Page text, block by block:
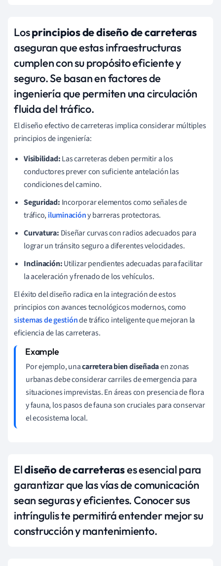
Losprincipios de diseño de carreteras
aseguran que estas infraestructuras
cumplen con su propósito eficiente y
seguro. Se basan en factores de
ingeniería que permiten una circulación
fluida del tráfico.
El diseño efectivo de carreteras implica considerar múltiples
principios de ingeniería:
Visibilidad:Las carreteras deben permitir a los
conductores prever con suficiente antelación las
condiciones del camino.
Seguridad: Incorporar elementos como señales de
tráfico,iluminacióny barreras protectoras.
Curvatura: Diseñar curvas con radios adecuados para
lograr un tránsito seguro a diferentes velocidades.
Inclinación:Utilizar pendientes adecuadas para facilitar
la aceleración y frenado de los vehículos.
El éxito del diseño radica en la integración de estos
principios con avances tecnológicos modernos, como
sistemas de gestiónde tráfico inteligente que mejoran la
eficiencia de las carreteras.
Por ejemplo, unacarretera bien diseñadaen zonas
urbanas debe considerar carriles de emergencia para
situaciones imprevistas. En áreas con presencia de flora
y fauna, los pasos de fauna son cruciales para conservar
el ecosistema local.
Eldiseño de carreterases esencial para
garantizar que las vías de comunicación
sean seguras y eficientes. Conocer sus
intríngulis te permitirá entender mejor su
construcción y mantenimiento.